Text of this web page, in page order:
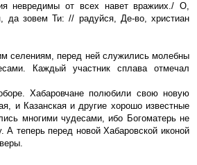
невредимы от всех навет вражиих./ О,
да зовем Ти: // радуйся, Де-во, христиан
селениям, перед ней служились молебны
Каждый участник сплава отмечал
Хабаровчане полюбили свою новую
и Казанская и другие хорошо известные
многими чудесами, ибо Богоматерь не
теперь перед новой Хабаровской иконой